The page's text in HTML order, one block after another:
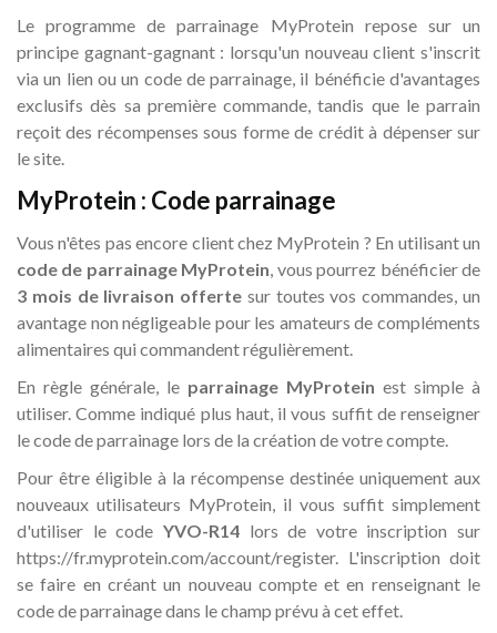
Le programme de parrainage MyProtein repose sur un
principe gagnant-gagnant : lorsqu'un nouveau client s'inscrit
via un lien ou un code de parrainage, il bénéficie d'avantages
exclusifs dès sa première commande, tandis que le parrain
reçoit des récompenses sous forme de crédit à dépenser sur
le site.
MyProtein : Code parrainage
Vous n'êtes pas encore client chez MyProtein ? En utilisant un
code de parrainage MyProtein, vous pourrez bénéficier de
3 mois de livraison offerte sur toutes vos commandes, un
avantage non négligeable pour les amateurs de compléments
alimentaires qui commandent régulièrement.
En règle générale, le parrainage MyProtein est simple à
utiliser. Comme indiqué plus haut, il vous suffit de renseigner
le code de parrainage lors de la création de votre compte.
Pour être éligible à la récompense destinée uniquement aux
nouveaux utilisateurs MyProtein, il vous suffit simplement
d'utiliser le code YVO-R14lors de votre inscription sur
https://fr.myprotein.com/account/register. L'inscription doit
se faire en créant un nouveau compte et en renseignant le
code de parrainage dans le champ prévu à cet effet.